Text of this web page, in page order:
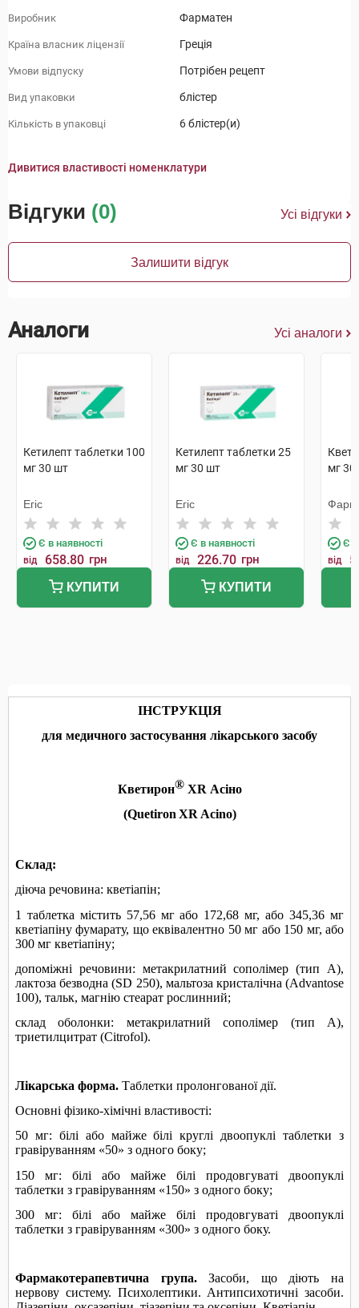
Виробник Фарматен
Країна власник ліцензії Греція
Умови відпуску Потрібен рецепт
Вид упаковки блістер
Кількість в упаковці 6 блістер(и)
Дивитися властивості номенклатури
Відгуки (0) Усі відгуки
Залишити відгук
Аналоги Усі аналоги
Кетилепт таблетки 100
мг 30 шт
Егіс
Є в наявності
від 658.80 грн
КУПИТИ
Кетилепт таблетки 25
мг 30 шт
Егіс
Є в наявності
від 226.70 грн
КУПИТИ
мг
Є в
від